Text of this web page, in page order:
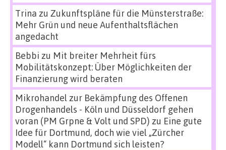
Trina zu Zukunftspläne für die Münsterstraße:
Mehr Grün und neue Aufenthaltsflächen
angedacht
Bebbi zu Mit breiter Mehrheit fürs
Mobilitätskonzept: Über Möglichkeiten der
Finanzierung wird beraten
Mikrohandel zur Bekämpfung des Offenen
Drogenhandels - Köln und Düsseldorf gehen
voran (PM Grpne & Volt und SPD) zu Eine gute
Idee für Dortmund, doch wie viel „Zürcher
Modell“ kann Dortmund sich leisten?